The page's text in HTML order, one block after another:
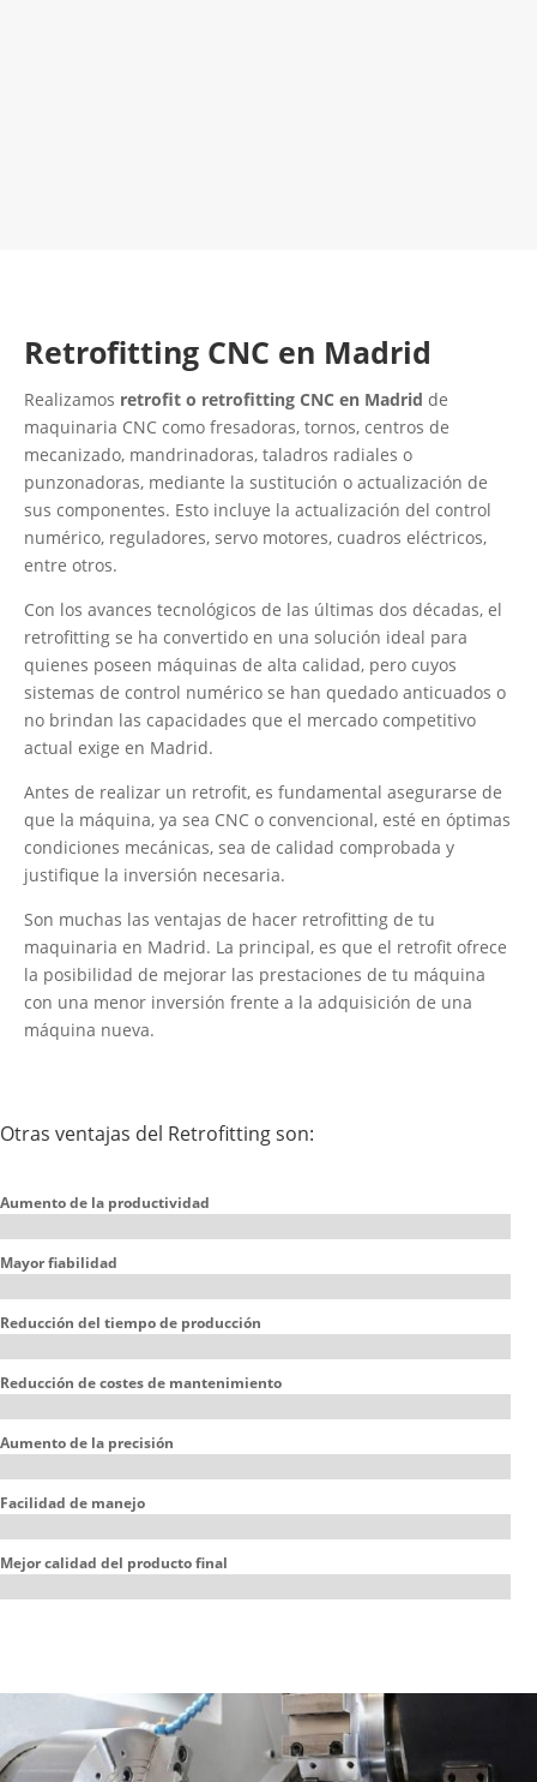
Retrofitting CNC en Madrid
Realizamos retrofit o retrofitting CNC en Madrid de
maquinaria CNC como fresadoras, tornos, centros de
mecanizado, mandrinadoras, taladros radiales o
punzonadoras, mediante la sustitución o actualización de
sus componentes. Esto incluye la actualización del control
numérico, reguladores, servo motores, cuadros eléctricos,
entre otros.
Con los avances tecnológicos de las últimas dos décadas, el
retrofitting se ha convertido en una solución ideal para
quienes poseen máquinas de alta calidad, pero cuyos
sistemas de control numérico se han quedado anticuados o
no brindan las capacidades que el mercado competitivo
actual exige en Madrid.
Antes de realizar un retrofit, es fundamental asegurarse de
que la máquina, ya sea CNC o convencional, esté en óptimas
condiciones mecánicas, sea de calidad comprobada y
justifique la inversión necesaria.
Son muchas las ventajas de hacer retrofitting de tu
maquinaria en Madrid. La principal, es que el retrofit ofrece
la posibilidad de mejorar las prestaciones de tu máquina
con una menor inversión frente a la adquisición de una
máquina nueva.
Otras ventajas del Retrofitting son:
Aumento de la productividad
Mayor fiabilidad
Reducción del tiempo de producción
Reducción de costes de mantenimiento
Aumento de la precisión
Facilidad de manejo
Mejor calidad del producto final